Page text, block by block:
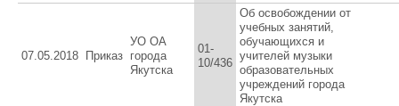
07.05.2018 Приказ
УО ОА
города
Якутска
01-
10/436
Об освобождении от
учебных занятий,
обучающихся и
учителей музыки
образовательных
учреждений города
Якутска